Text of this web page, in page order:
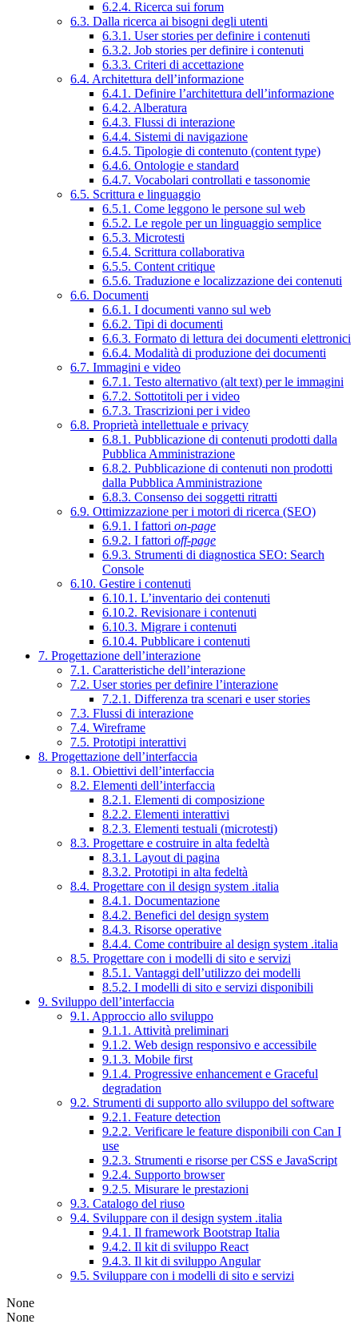
6.2.4. Ricerca sui forum
6.3. Dalla ricerca ai bisogni degli utenti
6.3.1. User stories per definire i contenuti
6.3.2. Job stories per definire i contenuti
6.3.3. Criteri di accettazione
6.4. Architettura dell’informazione
6.4.1. Definire l’architettura dell’informazione
6.4.2. Alberatura
6.4.3. Flussi di interazione
6.4.4. Sistemi di navigazione
6.4.5. Tipologie di contenuto (content type)
6.4.6. Ontologie e standard
6.4.7. Vocabolari controllati e tassonomie
6.5. Scrittura e linguaggio
6.5.1. Come leggono le persone sul web
6.5.2. Le regole per un linguaggio semplice
6.5.3. Microtesti
6.5.4. Scrittura collaborativa
6.5.5. Content critique
6.5.6. Traduzione e localizzazione dei contenuti
6.6. Documenti
6.6.1. I documenti vanno sul web
6.6.2. Tipi di documenti
6.6.3. Formato di lettura dei documenti elettronici
6.6.4. Modalità di produzione dei documenti
6.7. Immagini e video
6.7.1. Testo alternativo (alt text) per le immagini
6.7.2. Sottotitoli per i video
6.7.3. Trascrizioni per i video
6.8. Proprietà intellettuale e privacy
6.8.1. Pubblicazione di contenuti prodotti dalla
Pubblica Amministrazione
6.8.2. Pubblicazione di contenuti non prodotti
dalla Pubblica Amministrazione
6.8.3. Consenso dei soggetti ritratti
6.9. Ottimizzazione per i motori di ricerca (SEO)
6.9.1. I fattori on-page
6.9.2. I fattori off-page
6.9.3. Strumenti di diagnostica SEO: Search
Console
6.10. Gestire i contenuti
6.10.1. L’inventario dei contenuti
6.10.2. Revisionare i contenuti
6.10.3. Migrare i contenuti
6.10.4. Pubblicare i contenuti
7. Progettazione dell’interazione
7.1. Caratteristiche dell’interazione
7.2. User stories per definire l’interazione
7.2.1. Differenza tra scenari e user stories
7.3. Flussi di interazione
7.4. Wireframe
7.5. Prototipi interattivi
8. Progettazione dell’interfaccia
8.1. Obiettivi dell’interfaccia
8.2. Elementi dell’interfaccia
8.2.1. Elementi di composizione
8.2.2. Elementi interattivi
8.2.3. Elementi testuali (microtesti)
8.3. Progettare e costruire in alta fedeltà
8.3.1. Layout di pagina
8.3.2. Prototipi in alta fedeltà
8.4. Progettare con il design system .italia
8.4.1. Documentazione
8.4.2. Benefici del design system
8.4.3. Risorse operative
8.4.4. Come contribuire al design system .italia
8.5. Progettare con i modelli di sito e servizi
8.5.1. Vantaggi dell’utilizzo dei modelli
8.5.2. I modelli di sito e servizi disponibili
9. Sviluppo dell’interfaccia
9.1. Approccio allo sviluppo
9.1.1. Attività preliminari
9.1.2. Web design responsivo e accessibile
9.1.3. Mobile first
9.1.4. Progressive enhancement e Graceful
degradation
9.2. Strumenti di supporto allo sviluppo del software
9.2.1. Feature detection
9.2.2. Verificare le feature disponibili con Can I
use
9.2.3. Strumenti e risorse per CSS e JavaScript
9.2.4. Supporto browser
9.2.5. Misurare le prestazioni
9.3. Catalogo del riuso
9.4. Sviluppare con il design system .italia
9.4.1. Il framework Bootstrap Italia
9.4.2. Il kit di sviluppo React
9.4.3. Il kit di sviluppo Angular
9.5. Sviluppare con i modelli di sito e servizi
None
None